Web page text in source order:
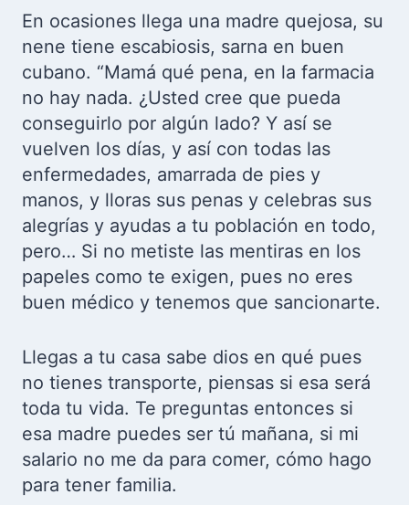
En ocasiones llega una madre quejosa, su
nene tiene escabiosis, sarna en buen
cubano. “Mamá qué pena, en la farmacia
no hay nada. ¿Usted cree que pueda
conseguirlo por algún lado? Y así se
vuelven los días, y así con todas las
enfermedades, amarrada de pies y
manos, y lloras sus penas y celebras sus
alegrías y ayudas a tu población en todo,
pero… Si no metiste las mentiras en los
papeles como te exigen, pues no eres
buen médico y tenemos que sancionarte.
Llegas a tu casa sabe dios en qué pues
no tienes transporte, piensas si esa será
toda tu vida. Te preguntas entonces si
esa madre puedes ser tú mañana, si mi
salario no me da para comer, cómo hago
para tener familia.